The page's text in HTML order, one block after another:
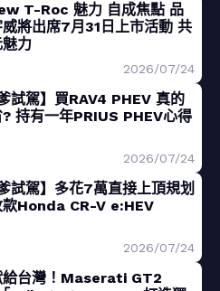
T-Roc 魅力 自成焦點 品
將出席7月31日上市活動 共
魅力
2026/07/24
試駕】買RAV4 PHEV 真的
持有一年PRIUS PHEV心得
2026/07/24
試駕】多花7萬直接上頂規划
款Honda CR-V e:HEV
2026/07/24
給台灣！Maserati GT2